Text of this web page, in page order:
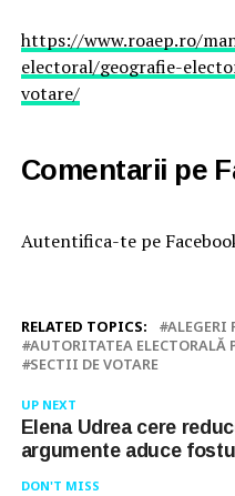
https://www.roaep.ro/
electoral/geografie-
votare/
Comentarii pe
Autentifica-te pe
RELATED TOPICS:
ALEGERI
AUTORITATEA ELECTORALĂ
SECTII DE VOTARE
UP NEXT
Elena Udrea cere
argumente aduce
DON'T MISS